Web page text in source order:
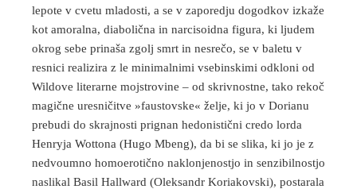
lepote v cvetu mladosti, a se v zaporedju dogodkov izkaže
kot amoralna, diabolična in narcisoidna figura, ki ljudem
okrog sebe prinaša zgolj smrt in nesrečo, se v baletu v
resnici realizira z le minimalnimi vsebinskimi odkloni od
Wildove literarne mojstrovine – od skrivnostne, tako rekoč
magične uresničitve »faustovske« želje, ki jo v Dorianu
prebudi do skrajnosti prignan hedonistični credo lorda
Henryja Wottona (Hugo Mbeng), da bi se slika, ki jo je z
nedvoumno homoerotično naklonjenostjo in senzibilnostjo
naslikal Basil Hallward (Oleksandr Koriakovski), postarala